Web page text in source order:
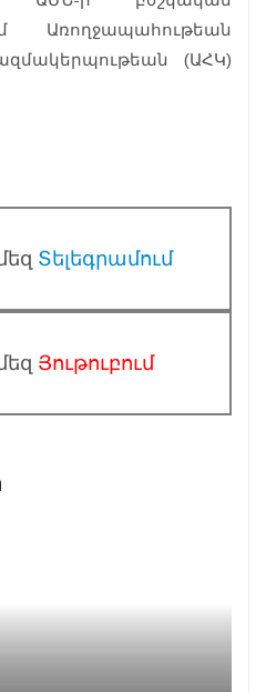
Առողջապահութեան
(ԱՀԿ)
Տելեգրամում
Յութուբում